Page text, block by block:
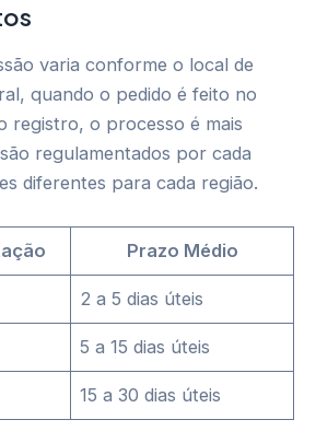
varia conforme o local de
quando o pedido é feito no
registro, o processo é mais
regulamentados por cada
diferentes para cada região.
Prazo Médio
2 a 5 dias úteis
5 a 15 dias úteis
15 a 30 dias úteis